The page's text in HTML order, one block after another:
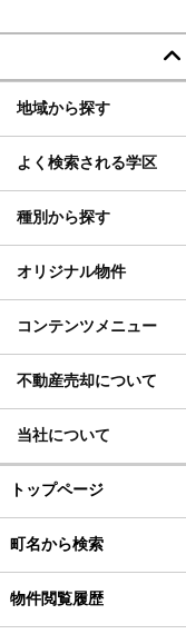
地域から探す
よく検索される学区
種別から探す
オリジナル物件
コンテンツメニュー
不動産売却について
当社について
トップページ
町名から検索
物件閲覧履歴